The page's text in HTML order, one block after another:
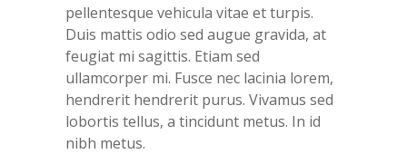
pellentesque vehicula vitae et turpis.
Duis mattis odio sed augue gravida, at
feugiat mi sagittis. Etiam sed
ullamcorper mi. Fusce nec lacinia lorem,
hendrerit hendrerit purus. Vivamus sed
lobortis tellus, a tincidunt metus. In id
nibh metus.